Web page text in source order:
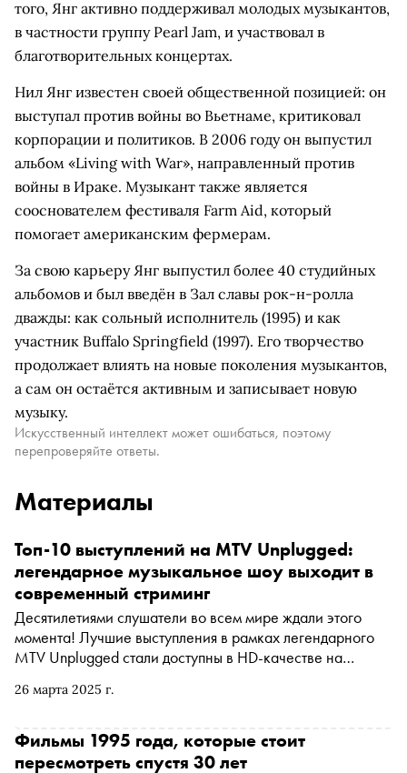
того, Янг активно поддерживал молодых музыкантов,
в частности группу Pearl Jam, и участвовал в
благотворительных концертах.
Нил Янг известен своей общественной позицией: он
выступал против войны во Вьетнаме, критиковал
корпорации и политиков. В 2006 году он выпустил
альбом «Living with War», направленный против
войны в Ираке. Музыкант также является
сооснователем фестиваля Farm Aid, который
помогает американским фермерам.
За свою карьеру Янг выпустил более 40 студийных
альбомов и был введён в Зал славы рок-н-ролла
дважды: как сольный исполнитель (1995) и как
участник Buffalo Springfield (1997). Его творчество
продолжает влиять на новые поколения музыкантов,
а сам он остаётся активным и записывает новую
музыку.
Искусственный интеллект может ошибаться, поэтому
перепроверяйте ответы.
Материалы
26 марта 2025 г.
Топ-10 выступлений на MTV Unplugged:
легендарное музыкальное шоу выходит в
современный стриминг
Десятилетиями слушатели во всем мире ждали этого
момента! Лучшие выступления в рамках легендарного
MTV Unplugged стали доступны в HD-качестве на
вспомнить самые удачные анплагды за всю историю шоу
Nirvana. MTV Unplugged — телешоу канала MTV,
участники которого исполняют свои песни на
Фильмы 1995 года, которые стоит
пересмотреть спустя 30 лет